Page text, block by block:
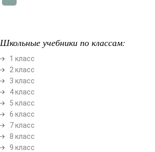
Школьные учебники по классам:
1 класс
2 класс
3 класс
4 класс
5 класс
6 класс
7 класс
8 класс
9 класс